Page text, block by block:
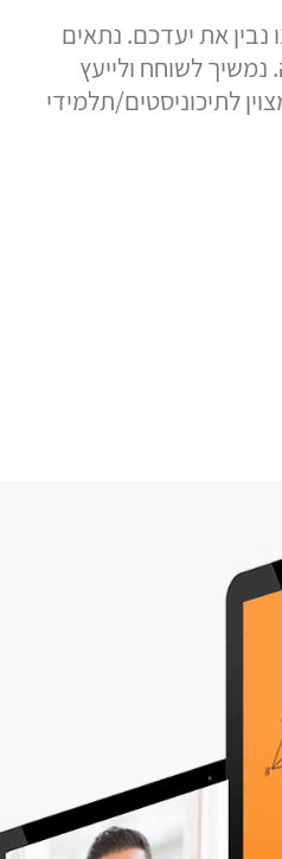
נבין את יעדכם. נתאים
לשוחח ולייעץ
לתיכוניסטים/תלמידי